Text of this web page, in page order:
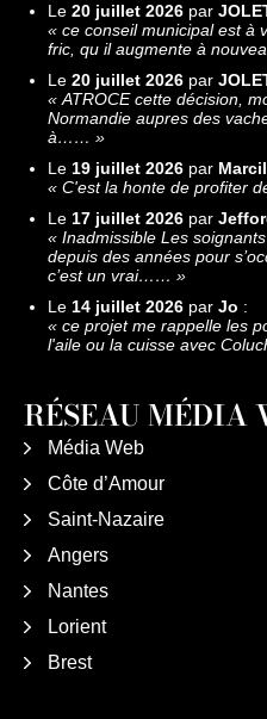
Le 20 juillet 2026 par
« ce conseil municipal est à
fric, qu il augmente à
Le 20 juillet 2026 par
« ATROCE cette décision,
Normandie aupres des
à…… »
Le 19 juillet 2026 par
« C'est la honte de profiter
Le 17 juillet 2026 par
« Inadmissible Les
depuis des années pour
c’est un vrai…… »
Le 14 juillet 2026 par Jo :
« ce projet me rappelle les
l'aile ou la cuisse avec
RÉSEAU MÉDIA
Média Web
Côte d’Amour
Saint-Nazaire
Angers
Nantes
Lorient
Brest